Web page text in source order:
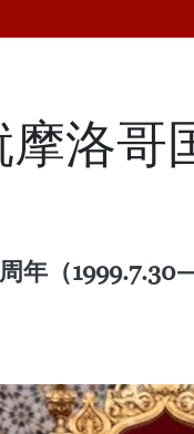
洛哥
年（